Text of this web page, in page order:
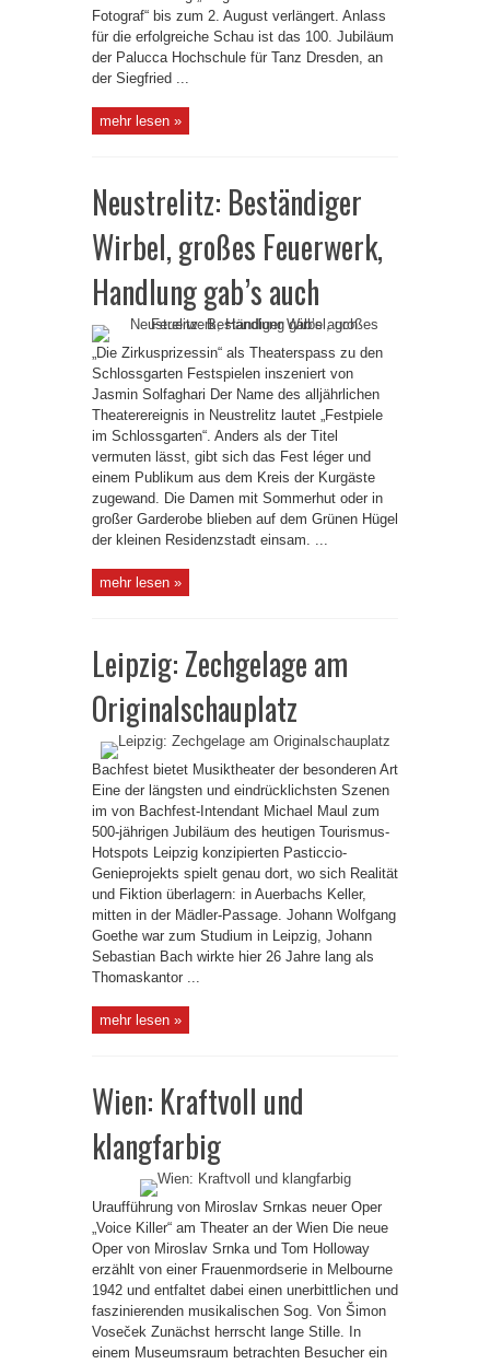
Fotograf“ bis zum 2. August verlängert. Anlass
für die erfolgreiche Schau ist das 100. Jubiläum
der Palucca Hochschule für Tanz Dresden, an
der Siegfried ...
mehr lesen »
Neustrelitz: Beständiger
Wirbel, großes Feuerwerk,
Handlung gab’s auch
„Die Zirkusprizessin“ als Theaterspass zu den
Schlossgarten Festspielen inszeniert von
Jasmin Solfaghari Der Name des alljährlichen
Theaterereignis in Neustrelitz lautet „Festpiele
im Schlossgarten“. Anders als der Titel
vermuten lässt, gibt sich das Fest léger und
einem Publikum aus dem Kreis der Kurgäste
zugewand. Die Damen mit Sommerhut oder in
großer Garderobe blieben auf dem Grünen Hügel
der kleinen Residenzstadt einsam. ...
mehr lesen »
Leipzig: Zechgelage am
Originalschauplatz
Bachfest bietet Musiktheater der besonderen Art
Eine der längsten und eindrücklichsten Szenen
im von Bachfest-Intendant Michael Maul zum
500-jährigen Jubiläum des heutigen Tourismus-
Hotspots Leipzig konzipierten Pasticcio-
Genieprojekts spielt genau dort, wo sich Realität
und Fiktion überlagern: in Auerbachs Keller,
mitten in der Mädler-Passage. Johann Wolfgang
Goethe war zum Studium in Leipzig, Johann
Sebastian Bach wirkte hier 26 Jahre lang als
Thomaskantor ...
mehr lesen »
Wien: Kraftvoll und
klangfarbig
Uraufführung von Miroslav Srnkas neuer Oper
„Voice Killer“ am Theater an der Wien Die neue
Oper von Miroslav Srnka und Tom Holloway
erzählt von einer Frauenmordserie in Melbourne
1942 und entfaltet dabei einen unerbittlichen und
faszinierenden musikalischen Sog. Von Šimon
Voseček Zunächst herrscht lange Stille. In
einem Museumsraum betrachten Besucher ein